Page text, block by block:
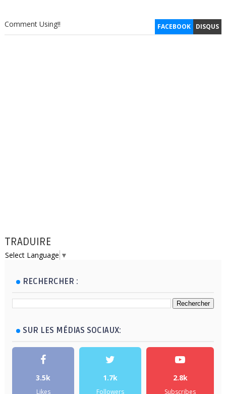
FACEBOOK DISQUS
Comment Using!!
TRADUIRE
Select Language ▼
RECHERCHER :
SUR LES MÉDIAS SOCIAUX:
3.5k
Likes
1.7k
Followers
2.8k
Subscribes